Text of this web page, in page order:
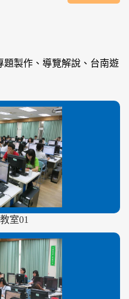
製作、導覽解說、台南遊
室01